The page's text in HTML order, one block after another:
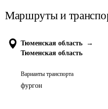
Маршруты и
Тюменская область
→
Тюменская область
Варианты транспорта
фургон